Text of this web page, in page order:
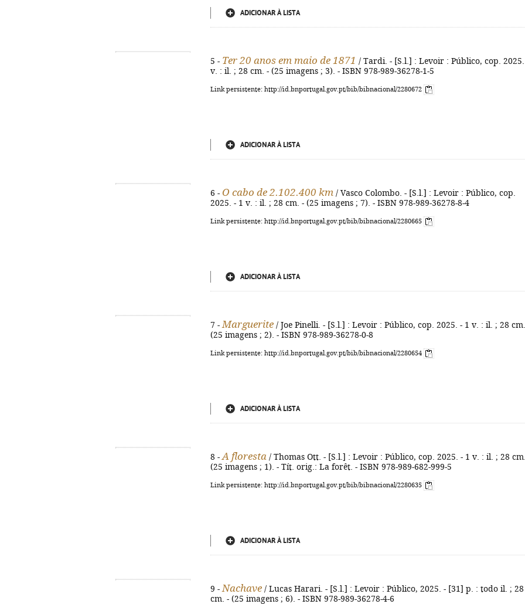
ADICIONAR À LISTA
5 - Ter 20 anos em maio de 1871 / Tardi. - [S.l.] : Levoir : Público, cop. 2025.
v. : il. ; 28 cm. - (25 imagens ; 3). - ISBN 978-989-36278-1-5
Link persistente: http://id.bnportugal.gov.pt/bib/bibnacional/2280672
ADICIONAR À LISTA
6 - O cabo de 2.102.400 km / Vasco Colombo. - [S.l.] : Levoir : Público, cop.
2025. - 1 v. : il. ; 28 cm. - (25 imagens ; 7). - ISBN 978-989-36278-8-4
Link persistente: http://id.bnportugal.gov.pt/bib/bibnacional/2280665
ADICIONAR À LISTA
7 - Marguerite / Joe Pinelli. - [S.l.] : Levoir : Público, cop. 2025. - 1 v. : il. ; 28
(25 imagens ; 2). - ISBN 978-989-36278-0-8
Link persistente: http://id.bnportugal.gov.pt/bib/bibnacional/2280654
ADICIONAR À LISTA
8 - A floresta / Thomas Ott. - [S.l.] : Levoir : Público, cop. 2025. - 1 v. : il. ; 28
(25 imagens ; 1). - Tít. orig.: La forêt. - ISBN 978-989-682-999-5
Link persistente: http://id.bnportugal.gov.pt/bib/bibnacional/2280635
ADICIONAR À LISTA
9 - Nachave / Lucas Harari. - [S.l.] : Levoir : Público, 2025. - [31] p. : todo il. ; 28
cm. - (25 imagens ; 6). - ISBN 978-989-36278-4-6